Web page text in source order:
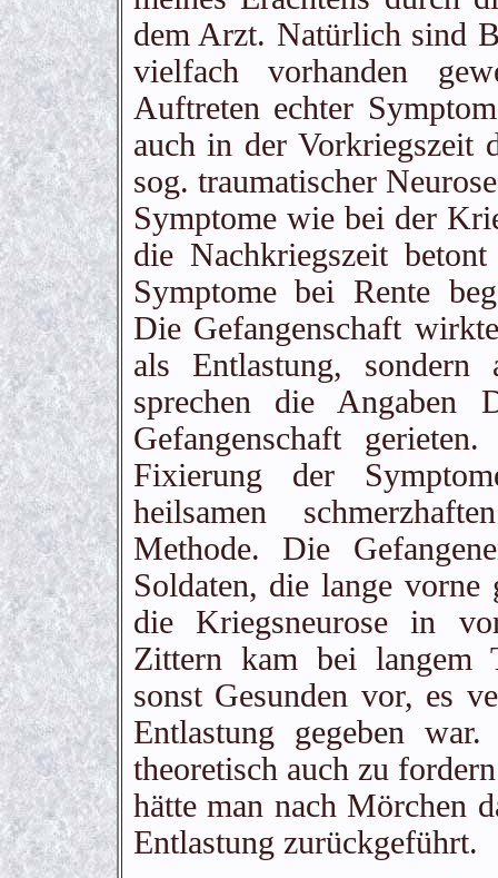
dem Arzt. Natürlich sind
vielfach vorhanden
Auftreten echter
auch in der Vorkriegszeit
sog. traumatischer
Symptome wie bei der
die Nachkriegszeit
Symptome bei Rente
Die Gefangenschaft
als Entlastung, sondern
sprechen die
Gefangenschaft
Fixierung der
heilsamen
Methode. Die
Soldaten, die lange
die Kriegsneurose in
Zittern kam bei langem
sonst Gesunden vor, es
Entlastung gegeben
theoretisch auch zu
hätte man nach Mörchen
Entlastung zurückgeführt.